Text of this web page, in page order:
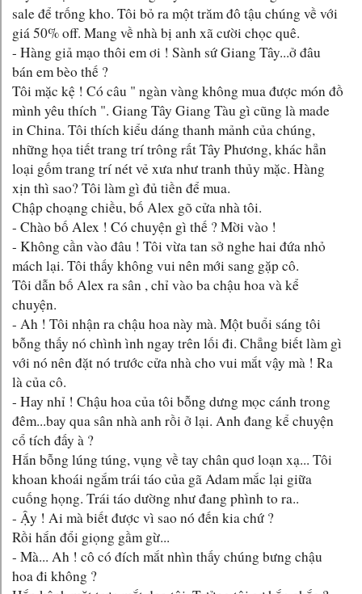
sale để trống kho. Tôi bỏ ra một trăm đô tậu chúng về với
giá 50% off. Mang về nhà bị anh xã cười chọc quê.
- Hàng giả mạo thôi em ơi ! Sành sứ Giang Tây...ở đâu
bán em bèo thế ?
Tôi mặc kệ ! Có câu " ngàn vàng không mua được món đồ
mình yêu thích ". Giang Tây Giang Tàu gì cũng là made
in China. Tôi thích kiểu dáng thanh mảnh của chúng,
những họa tiết trang trí trông rất Tây Phương, khác hẳn
loại gốm trang trí nét vẻ xưa như tranh thủy mặc. Hàng
xịn thì sao? Tôi làm gì đủ tiền để mua.
Chập choạng chiều, bố Alex gõ cửa nhà tôi.
- Chào bố Alex ! Có chuyện gì thế ? Mời vào !
- Không cần vào đâu ! Tôi vừa tan sở nghe hai đứa nhỏ
mách lại. Tôi thấy không vui nên mới sang gặp cô.
Tôi dẫn bố Alex ra sân , chỉ vào ba chậu hoa và kể
chuyện.
- Ah ! Tôi nhận ra chậu hoa này mà. Một buổi sáng tôi
bỗng thấy nó chình ình ngay trên lối đi. Chẳng biết làm gì
với nó nên đặt nó trước cửa nhà cho vui mắt vậy mà ! Ra
là của cô.
- Hay nhỉ ! Chậu hoa của tôi bỗng dưng mọc cánh trong
đêm...bay qua sân nhà anh rồi ở lại. Anh đang kể chuyện
cổ tích đấy à ?
Hắn bỗng lúng túng, vụng về tay chân quơ loạn xạ... Tôi
khoan khoái ngắm trái táo của gã Adam mắc lại giữa
cuống họng. Trái táo dường như đang phình to ra..
- Ậy ! Ai mà biết được vì sao nó đến kia chứ ?
Rồi hắn đổi giọng gầm gừ...
- Mà... Ah ! cô có đích mắt nhìn thấy chúng bưng chậu
hoa đi không ?